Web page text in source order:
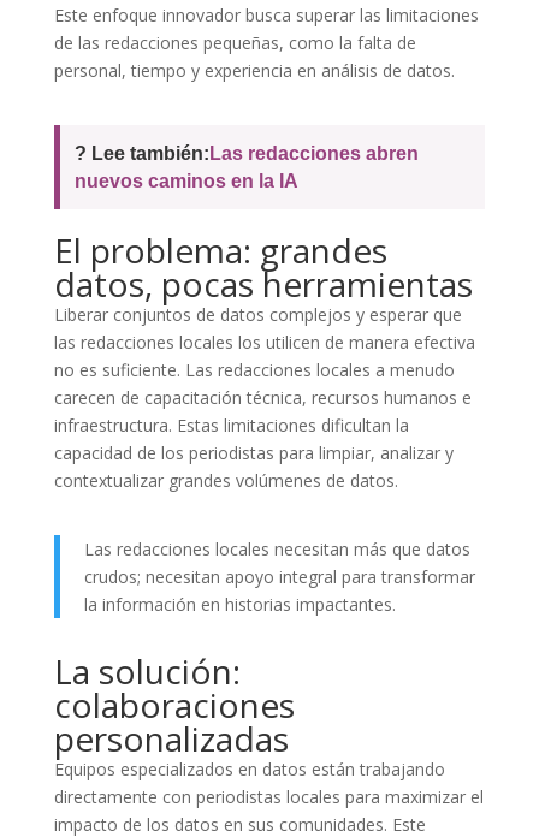
Este enfoque innovador busca superar las limitaciones
de las redacciones pequeñas, como la falta de
personal, tiempo y experiencia en análisis de datos.
? Lee también: Las redacciones abren
nuevos caminos en la IA
El problema: grandes
datos, pocas herramientas
Liberar conjuntos de datos complejos y esperar que
las redacciones locales los utilicen de manera efectiva
no es suficiente. Las redacciones locales a menudo
carecen de capacitación técnica, recursos humanos e
infraestructura. Estas limitaciones dificultan la
capacidad de los periodistas para limpiar, analizar y
contextualizar grandes volúmenes de datos.
Las redacciones locales necesitan más que datos
crudos; necesitan apoyo integral para transformar
la información en historias impactantes.
La solución:
colaboraciones
personalizadas
Equipos especializados en datos están trabajando
directamente con periodistas locales para maximizar el
impacto de los datos en sus comunidades. Este